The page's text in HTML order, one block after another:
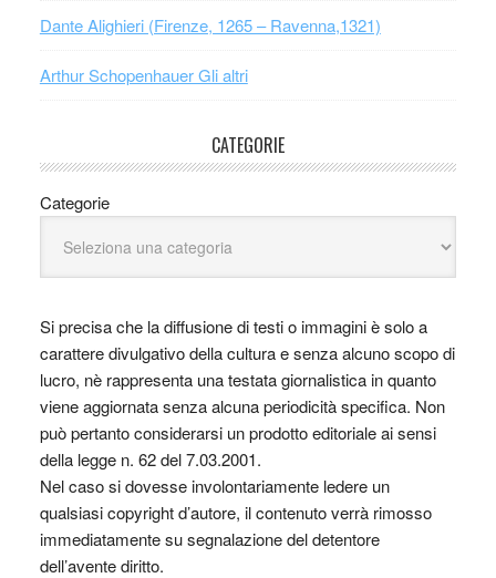
Dante Alighieri (Firenze, 1265 – Ravenna,1321)
Arthur Schopenhauer Gli altri
CATEGORIE
Categorie
Si precisa che la diffusione di testi o immagini è solo a
carattere divulgativo della cultura e senza alcuno scopo di
lucro, nè rappresenta una testata giornalistica in quanto
viene aggiornata senza alcuna periodicità specifica. Non
può pertanto considerarsi un prodotto editoriale ai sensi
della legge n. 62 del 7.03.2001.
Nel caso si dovesse involontariamente ledere un
qualsiasi copyright d’autore, il contenuto verrà rimosso
immediatamente su segnalazione del detentore
dell’avente diritto.